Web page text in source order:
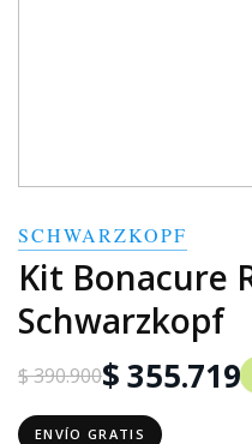
SCHWARZKOPF
Kit Bonacure
Schwarzkopf
$ 390.900$ 355.719
ENVÍO GRATIS